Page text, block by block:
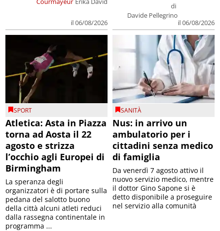
il 06/08/2026
di
Davide Pellegrino
il 06/08/2026
SPORT
Atletica: Asta in Piazza
torna ad Aosta il 22
agosto e strizza
l’occhio agli Europei di
Birmingham
La speranza degli
organizzatori è di portare sulla
pedana del salotto buono
della città alcuni atleti reduci
dalla rassegna continentale in
programma ...
SANITÀ
Nus: in arrivo un
ambulatorio per i
cittadini senza medico
di famiglia
Da venerdì 7 agosto attivo il
nuovo servizio medico, mentre
il dottor Gino Sapone si è
detto disponibile a proseguire
nel servizio alla comunità